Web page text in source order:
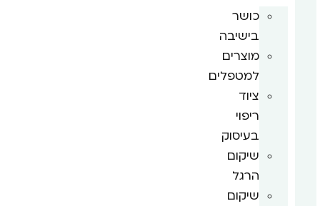
כושר
בישיבה
מוצרים
למטפלים
ציוד
ריפוי
בעיסוק
שיקום
הרגל
שיקום